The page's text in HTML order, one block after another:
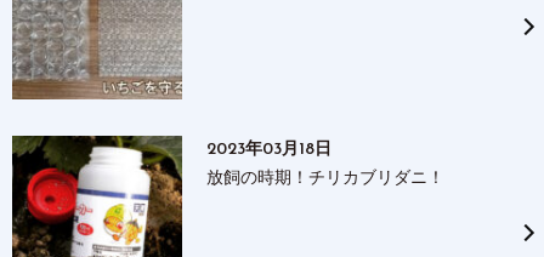
2023年03月18日
放飼の時期！チリカブリダニ！